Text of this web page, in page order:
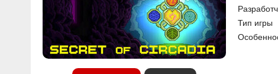
Тип игры